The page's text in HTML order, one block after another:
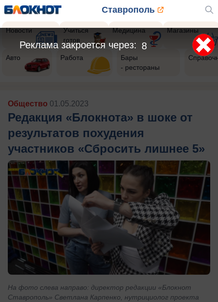
Ставрополь
Новости
Учиться
готов
Медицина Магазины
Авто Работа
Бары
- рестораны
Общество 01.05.2023
Редакция «Блокнота» в шоке от
результатов похудения
участников «Сбросить лишнее 5»
На фото слева направо: директор редакции «Блокнот
Ставрополь» Светлана Карпенко, нутрициолог проекта
5
Реклама закроется через: